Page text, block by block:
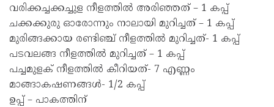
വരിക്കച്ചക്കച്ചുള നീളത്തിൽ അരിഞ്ഞത് – 1 കപ്പ്
ചക്കക്കുരു ഓരോന്നും നാലായി മുറിച്ചത് – 1 കപ്പ്
മുരിങ്ങക്കായ രണ്ടിഞ്ച് നീളത്തിൽ മുറിച്ചത്- 1 കപ്പ്
പടവലങ്ങ നീളത്തിൽ മുറിച്ചത് – 1 കപ്പ്
പച്ചമുളക് നീളത്തിൽ കീറിയത്- 7 എണ്ണം
മാങ്ങാകഷണങ്ങൾ- 1/2 കപ്പ്
ഉപ്പ് – പാകത്തിന്